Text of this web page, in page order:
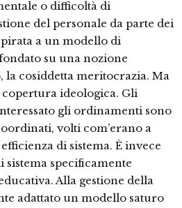
o difficoltà di
del personale da parte dei
a un modello di
su una nozione
la cosiddetta meritocrazia. Ma
copertura ideologica. Gli
gli ordinamenti sono
volti com’erano a
di sistema. È invece
sistema specificamente
Alla gestione della
adattato un modello saturo